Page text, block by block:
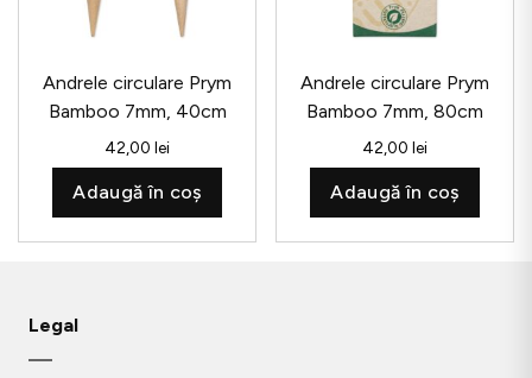
Andrele circulare Prym
Bamboo 7mm, 40cm
42,00 lei
Adaugă în coș
Andrele circulare Prym
Bamboo 7mm, 80cm
42,00 lei
Adaugă în coș
Legal